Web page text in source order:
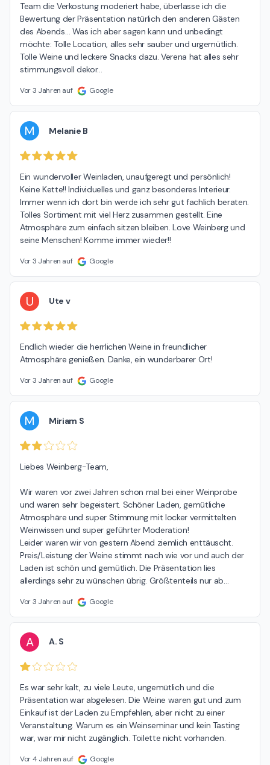
Team die Verkostung moderiert habe, überlasse ich die
Bewertung der Präsentation natürlich den anderen Gästen
des Abends… Was ich aber sagen kann und unbedingt
möchte: Tolle Location, alles sehr sauber und urgemütlich.
Tolle Weine und leckere Snacks dazu. Verena hat alles sehr
stimmungsvoll dekor…
Vor 3 Jahren auf Google
M Melanie B
Ein wundervoller Weinladen, unaufgeregt und persönlich!
Keine Kette!! Individuelles und ganz besonderes Interieur.
Immer wenn ich dort bin werde ich sehr gut fachlich beraten.
Tolles Sortiment mit viel Herz zusammen gestellt. Eine
Atmosphäre zum einfach sitzen bleiben. Love Weinberg und
seine Menschen! Komme immer wieder!!
Vor 3 Jahren auf Google
U Ute v
Endlich wieder die herrlichen Weine in freundlicher
Atmosphäre genießen. Danke, ein wunderbarer Ort!
Vor 3 Jahren auf Google
M Miriam S
Liebes Weinberg-Team,
Wir waren vor zwei Jahren schon mal bei einer Weinprobe
und waren sehr begeistert. Schöner Laden, gemütliche
Atmosphäre und super Stimmung mit locker vermittelten
Weinwissen und super geführter Moderation!
Leider waren wir von gestern Abend ziemlich enttäuscht.
Preis/Leistung der Weine stimmt nach wie vor und auch der
Laden ist schön und gemütlich. Die Präsentation lies
allerdings sehr zu wünschen übrig. Größtenteils nur ab…
Vor 3 Jahren auf Google
A A. S
Es war sehr kalt, zu viele Leute, ungemütlich und die
Präsentation war abgelesen. Die Weine waren gut und zum
Einkauf ist der Laden zu Empfehlen, aber nicht zu einer
Veranstaltung. Warum es ein Weinseminar und kein Tasting
war, war mir nicht zugänglich. Toilette nicht vorhanden.
Vor 4 Jahren auf Google